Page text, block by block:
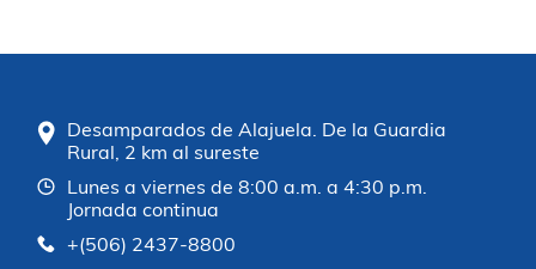
Desamparados de Alajuela. De la Guardia
Rural, 2 km al sureste
Lunes a viernes de 8:00 a.m. a 4:30 p.m.
Jornada continua
+(506) 2437-8800